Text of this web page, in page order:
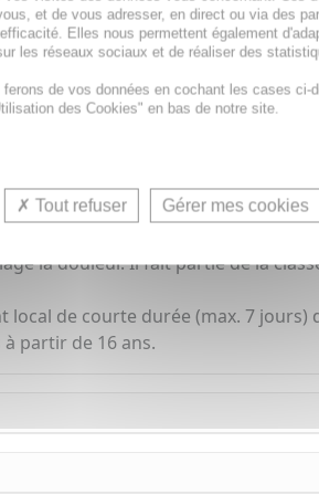
d'origineCERTIFIÉE
médicaments
Chronopost en 24h*
- Code ATC : M02AA15
la douleur. Il fait partie de la
local de courte durée (max. 7
partir de 16 ans.
et de vous adresser, en direct ou via des
Elles nous permettent également
les réseaux sociaux et de réaliser des
de vos données en cochant les cases ci-
des Cookies" en bas de notre site.
Tout refuser Gérer mes cookies